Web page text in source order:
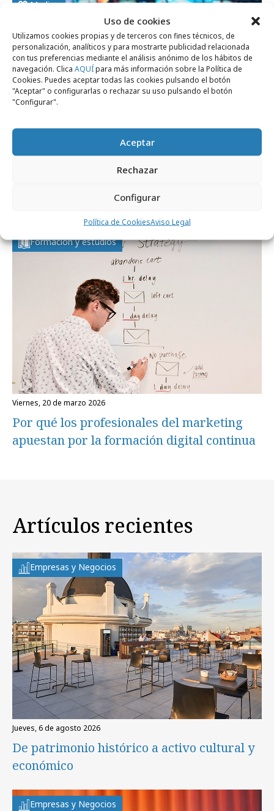
Uso de cookies
Utilizamos cookies propias y de terceros con fines técnicos, de
personalización, analíticos y para mostrarte publicidad relacionada
con tus preferencias mediante el análisis anónimo de los hábitos de
navegación. Clica AQUÍpara más información sobre la Política de
Cookies. Puedes aceptar todas las cookies pulsando el botón
"Aceptar" o configurarlas o rechazar su uso pulsando el botón
"Configurar".
Aceptar
Rechazar
Configurar
Política de CookiesAviso Legal
Medios
Formación y estudios
viernes, 20 de marzo 2026
Por qué los profesionales del marketing
apuestan por la formación digital continua
Artículos recientes
Empresas y Negocios
jueves, 6 de agosto 2026
De patrimonio histórico a activo cultural y
económico
Empresas y Negocios